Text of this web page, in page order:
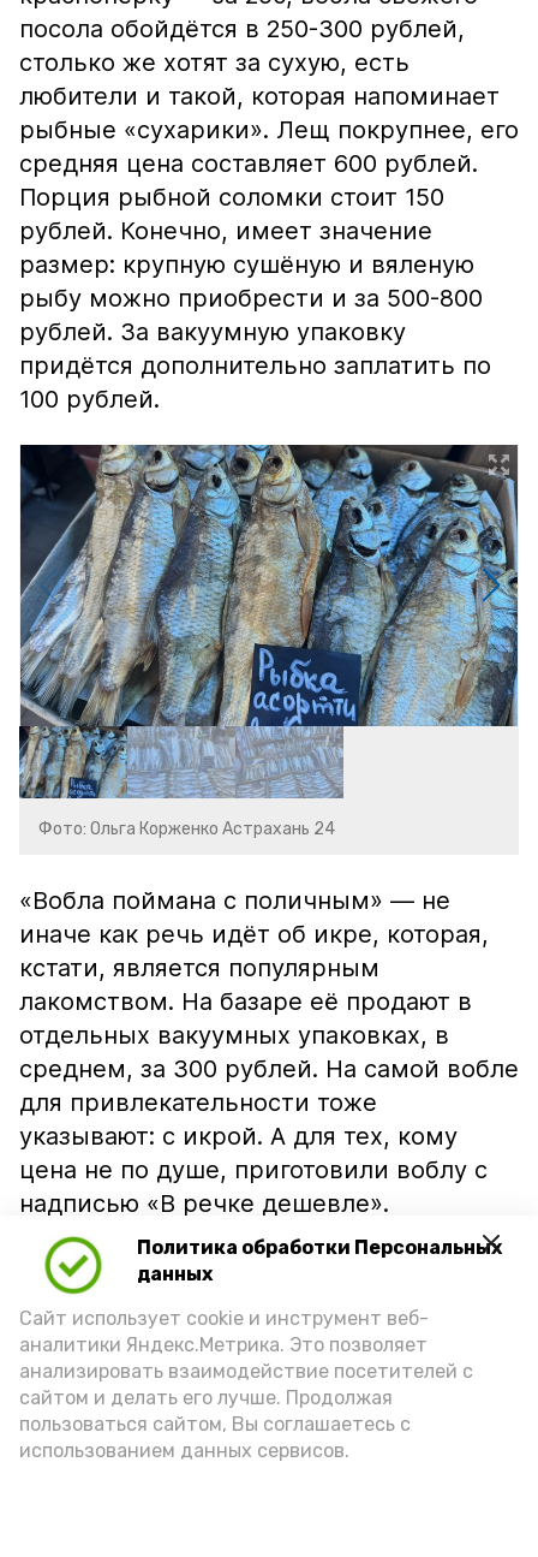
Политика обработки Персональных
данных
Сайт использует cookie и инструмент веб-
аналитики Яндекс.Метрика. Это позволяет
анализировать взаимодействие посетителей с
сайтом и делать его лучше. Продолжая
пользоваться сайтом, Вы соглашаетесь с
использованием данных сервисов.
посола обойдётся в 250-300 рублей,
столько же хотят за сухую, есть
любители и такой, которая напоминает
рыбные «сухарики». Лещ покрупнее, его
средняя цена составляет 600 рублей.
Порция рыбной соломки стоит 150
рублей. Конечно, имеет значение
размер: крупную сушёную и вяленую
рыбу можно приобрести и за 500-800
рублей. За вакуумную упаковку
придётся дополнительно заплатить по
100 рублей.
Фото: Ольга Корженко Астрахань 24
«Вобла поймана с поличным» — не
иначе как речь идёт об икре, которая,
кстати, является популярным
лакомством. На базаре её продают в
отдельных вакуумных упаковках, в
среднем, за 300 рублей. На самой вобле
для привлекательности тоже
указывают: с икрой. А для тех, кому
цена не по душе, приготовили воблу с
надписью «В речке дешевле».